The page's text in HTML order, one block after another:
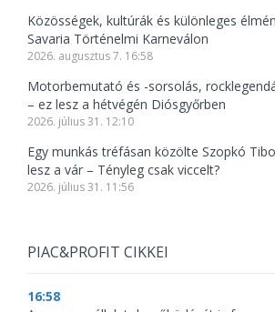
Közösségek, kultúrák és különleges
Savaria Történelmi Karneválon
2026. augusztus 7. 16:58
Motorbemutató és -sorsolás,
– ez lesz a hétvégén Diósgyőrben
2026. július 31. 12:10
Egy munkás tréfásan közölte Szopkó
lesz a vár – Tényleg csak viccelt?
2026. július 31. 11:56
PIAC&PROFIT CIKKEI
16:58